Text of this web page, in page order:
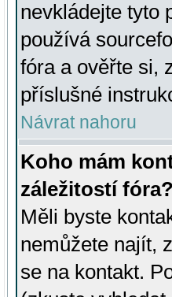
nevkládejte tyto
používá
fóra a ověřte si,
příslušné
Návrat nahoru
Koho mám
záležitostí fóra?
Měli byste
nemůžete najít,
se na kontakt.